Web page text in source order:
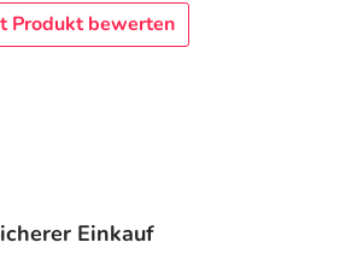
Produkt bewerten
Einkauf